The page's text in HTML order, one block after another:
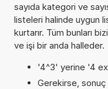
sayıda kategori ve
listeleri halinde uygun
kurtarır. Tüm bunları
ve işi bir anda halleder.
'4^3' yerine '4
Gerekirse, sonuç